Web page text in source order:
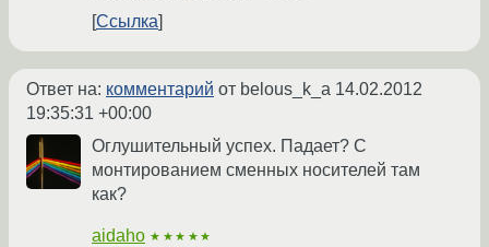
Ссылка
Ответ на: комментарий от belous_k_a 14.02.2012
19:35:31 +00:00
Оглушительный успех. Падает? С
монтированием сменных носителей там
как?
aidaho ★★★★★